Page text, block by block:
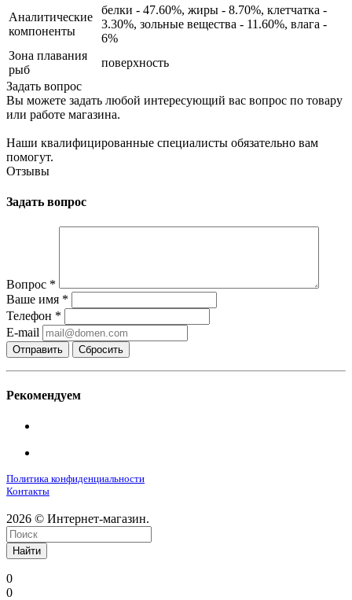
Аналитические
компоненты
белки - 47.60%, жиры - 8.70%, клетчатка -
3.30%, зольные вещества - 11.60%, влага -
6%
Зона плавания
рыб
поверхность
Задать вопрос
Вы можете задать любой интересующий вас вопрос по товару
или работе магазина.
Наши квалифицированные специалисты обязательно вам
помогут.
Отзывы
Задать вопрос
Вопрос *
Ваше имя *
Телефон *
E-mail
Сбросить
Рекомендуем
Политика конфиденциальности
Контакты
2026 © Интернет-магазин.
Найти
0
0